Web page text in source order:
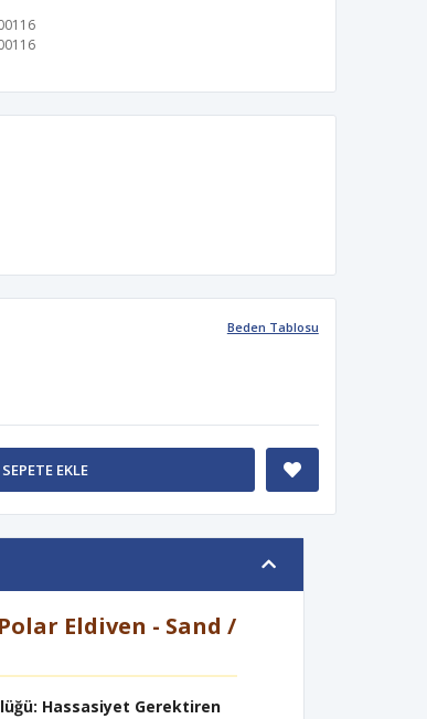
Beden Tablosu
SEPETE EKLE
Eldiven - Sand /
Hassasiyet Gerektiren